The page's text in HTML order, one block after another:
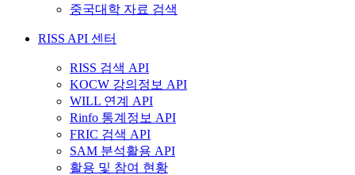
중국대학 자료 검색
RISS API 센터
RISS 검색 API
KOCW 강의정보 API
WILL 연계 API
Rinfo 통계정보 API
FRIC 검색 API
SAM 분석활용 API
활용 및 참여 현황